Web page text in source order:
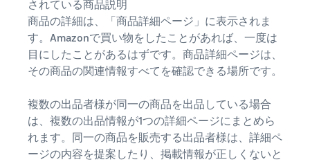
されている商品説明
商品の詳細は、「商品詳細ページ」に表示されま
す。Amazonで買い物をしたことがあれば、一度は
目にしたことがあるはずです。商品詳細ページは、
その商品の関連情報すべてを確認できる場所です。
複数の出品者様が同一の商品を出品している場合
は、複数の出品情報が1つの詳細ページにまとめら
れます。同一の商品を販売する出品者様は、詳細ペ
ージの内容を提案したり、掲載情報が正しくないと